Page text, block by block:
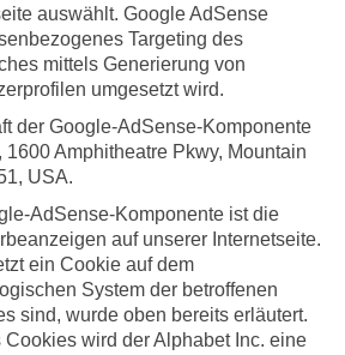
auswählt. Google AdSense
Targeting des
mittels Generierung von
umgesetzt wird.
der Google-AdSense-Komponente
1600 Amphitheatre Pkwy, Mountain
USA.
AdSense-Komponente ist die
auf unserer Internetseite.
ein Cookie auf dem
System der betroffenen
sind, wurde oben bereits erläutert.
Cookies wird der Alphabet Inc. eine